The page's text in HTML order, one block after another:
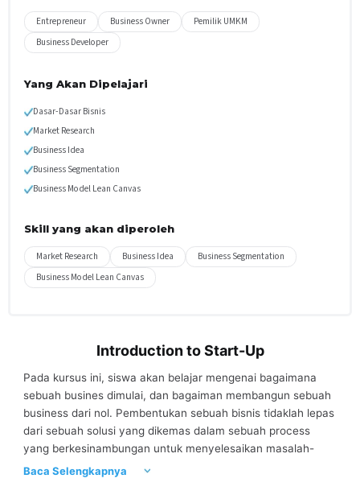
Entrepreneur Business Owner
Pemilik UMKM
Business Developer
Yang Akan Dipelajari
Dasar-Dasar Bisnis
Market Research
Business Idea
Business Segmentation
Business Model Lean Canvas
Skill yang akan diperoleh
Market Research Business Idea
Business Segmentation
Business Model Lean Canvas
Introduction to Start-Up
Pada kursus ini, siswa akan belajar mengenai bagaimana
sebuah busines dimulai, dan bagaiman membangun sebuah
business dari nol. Pembentukan sebuah bisnis tidaklah lepas
dari sebuah solusi yang dikemas dalam sebuah process
yang berkesinambungan untuk menyelesaikan masalah-
masalah yang timbul dalam keseharian masyarakat. Melalui
Baca Selengkapnya